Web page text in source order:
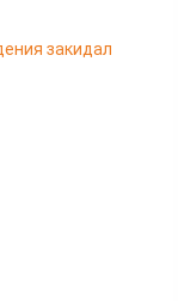
закидал